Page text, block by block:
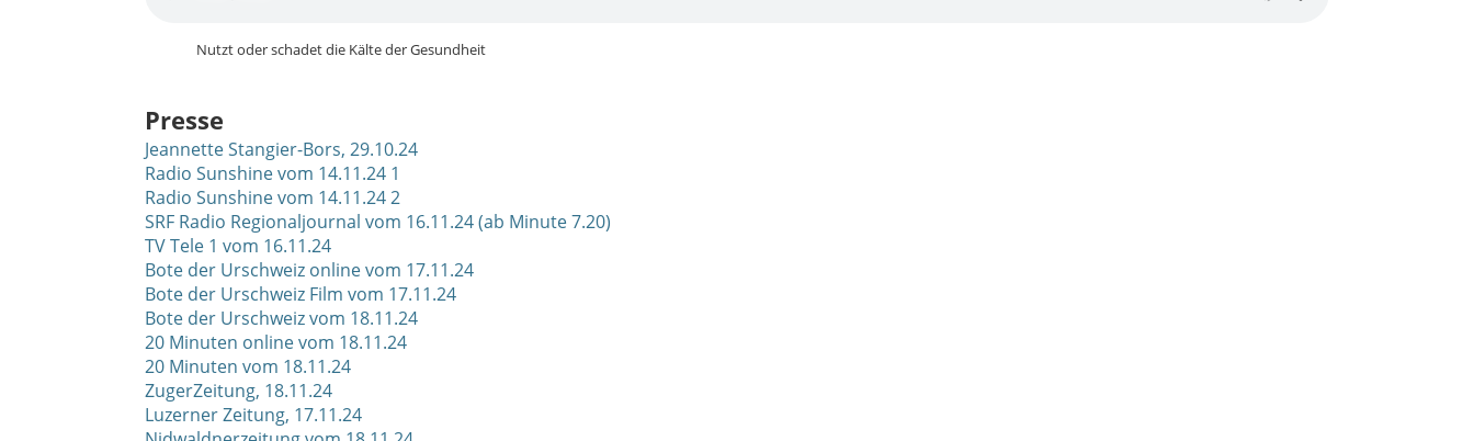
Nutzt oder schadet die Kälte der Gesundheit
Presse
Jeannette Stangier-Bors, 29.10.24
Radio Sunshine vom 14.11.24 1
Radio Sunshine vom 14.11.24 2
SRF Radio Regionaljournal vom 16.11.24 (ab Minute 7.20)
TV Tele 1 vom 16.11.24
Bote der Urschweiz online vom 17.11.24
Bote der Urschweiz Film vom 17.11.24
Bote der Urschweiz vom 18.11.24
20 Minuten online vom 18.11.24
20 Minuten vom 18.11.24
ZugerZeitung, 18.11.24
Luzerner Zeitung, 17.11.24